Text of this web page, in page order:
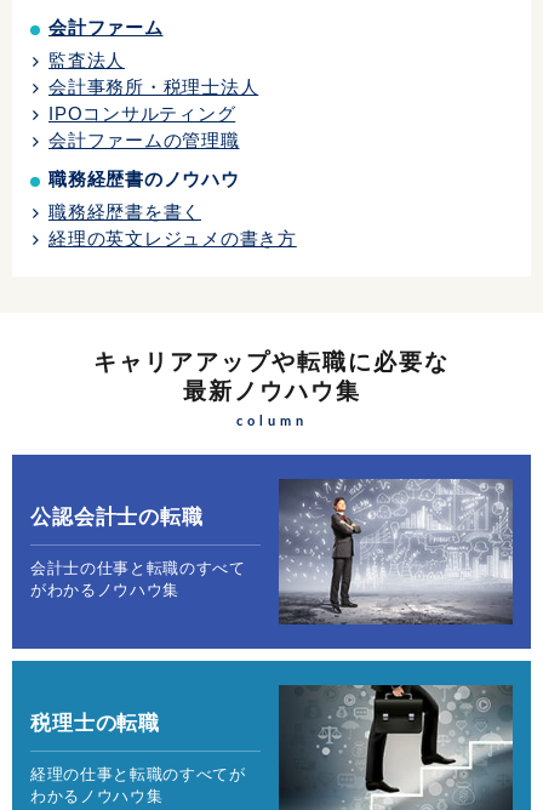
会計ファーム
監査法人
会計事務所・税理士法人
IPOコンサルティング
会計ファームの管理職
職務経歴書のノウハウ
職務経歴書を書く
経理の英文レジュメの書き方
キャリアアップや転職に必要な
最新ノウハウ集
column
公認会計士の転職
会計士の仕事と転職のすべて
がわかるノウハウ集
税理士の転職
経理の仕事と転職のすべてが
わかるノウハウ集